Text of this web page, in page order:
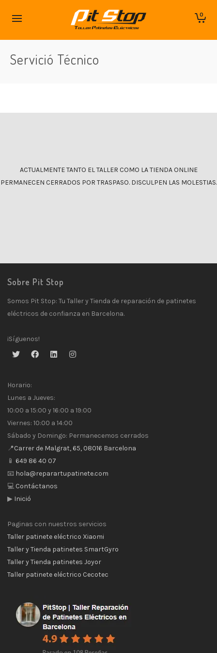
0
Servició Técnico
ACTUALMENTE TANTO EL TALLER COMO LA TIENDA ONLINE
PERMANECEN CERRADOS POR TRASPASO. DISCULPEN LAS MOLESTIAS.
Sobre Pit Stop
Somos Pit Stop: Tu Taller y Tienda de reparación de patinetes
eléctricos de confianza en Barcelona.
¡Síguenos!
Horario:
Lunes a Jueves:
10:00 a 15:00 y 16:00 a 19:00
Viernes: 10:00 a 14:00
Sábado y Domingo: Permanecemos cerrados
📍Carrer de Malgrat, 65, 08016 Barcelona
📱 649 86 40 07
📧 hola@reparartupatinete.com
💻 Contáctanos
▶ Inició
Paginas con nuestros servicios
Taller patinete eléctrico Xiaomi
Taller y Tienda patinetes SmartGyro
Taller y Tienda patinetes Joyor
Taller patinete eléctrico Cecotec